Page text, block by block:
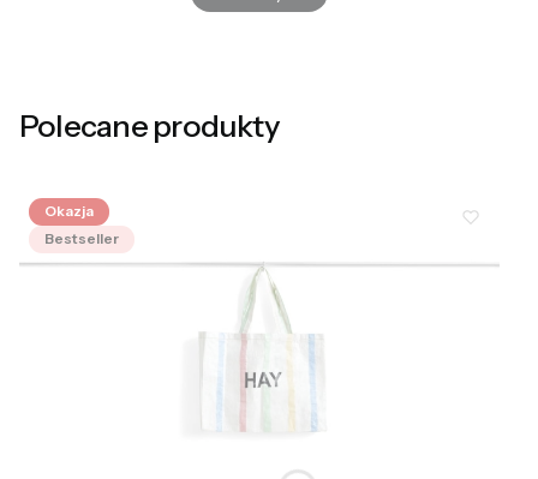
Polecane produkty
Okazja
Bestseller